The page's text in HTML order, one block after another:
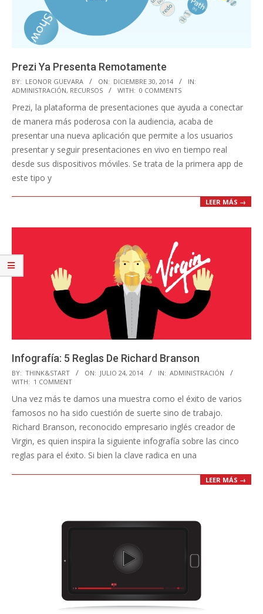
Prezi Ya Presenta Remotamente
2014-
12-
30
BY: LEONOR GUEVARA ON: DICIEMBRE 30, 2014
IN:
ADMINISTRACIÓN, RECURSOS WITH: 0 COMMENTS
Prezi, la plataforma de presentaciones que ayuda a conectar
de manera más poderosa con la audiencia, acaba de
presentar una nueva aplicación que permite a los usuarios
presentar y seguir presentaciones en vivo en tiempo real
desde sus dispositivos móviles. Se trata de la primera app de
este tipo y
LEER MÁS →
Infografía: 5 Reglas De Richard Branson
2014-
07-
24
BY: THINK&START ON: JULIO 24, 2014 IN: ADMINISTRACIÓN
WITH: 1 COMMENT
Una vez más te damos una muestra como el éxito de varios
famosos no ha sido cuestión de suerte sino de trabajo.
Richard Branson, reconocido empresario inglés creador de
Virgin, es quien inspira la siguiente infografía sobre las cinco
reglas para el éxito. Si bien la clave radica en una
LEER MÁS →